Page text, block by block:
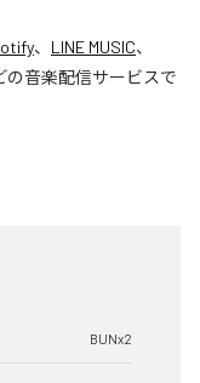
、 LINE MUSIC、
の音楽配信サービスで
BUNx2